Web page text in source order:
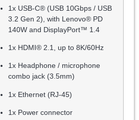
1x USB-C® (USB 10Gbps / USB
3.2 Gen 2), with Lenovo® PD
140W and DisplayPort™ 1.4
1x HDMI® 2.1, up to 8K/60Hz
1x Headphone / microphone
combo jack (3.5mm)
1x Ethernet (RJ-45)
1x Power connector